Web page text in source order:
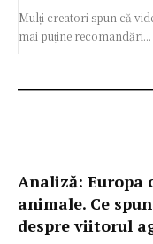
Mulți creatori spun că
mai puține recomandări...
Analiză: Europa
animale. Ce
despre viitorul